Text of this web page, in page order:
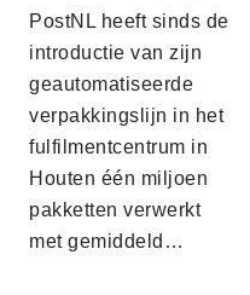
PostNL heeft sinds de
introductie van zijn
geautomatiseerde
verpakkingslijn in het
fulfilmentcentrum in
Houten één miljoen
pakketten verwerkt
met gemiddeld…